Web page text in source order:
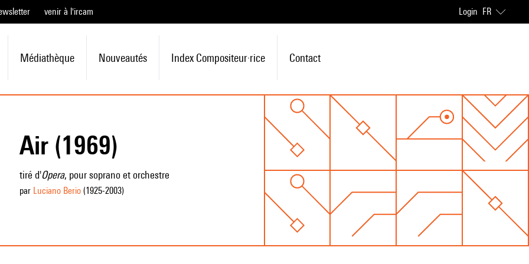
venir à l'ircam Login FR
Médiathèque Nouveautés Index Compositeur·rice Contact
Air (1969)
tiré d'Opera, pour soprano et orchestre
par Luciano Berio(1925-2003)